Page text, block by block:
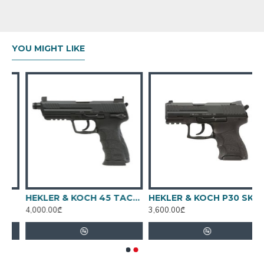
მწარმოებელი:ჩეხური
YOU MIGHT LIKE
HEKLER & KOCH 45 TACTICAL V1 BLACK
4,000.00₾
HEKLER & KOCH P30 SK V3
3,600.00₾